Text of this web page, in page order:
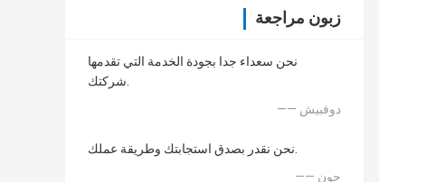
زبون مراجعة
نحن سعداء جدا بجودة الخدمة التي تقدمها
شركتك.
—— دوفبيش
نحن نقدر بصدق استجابتك وطريقة عملك.
—— جون